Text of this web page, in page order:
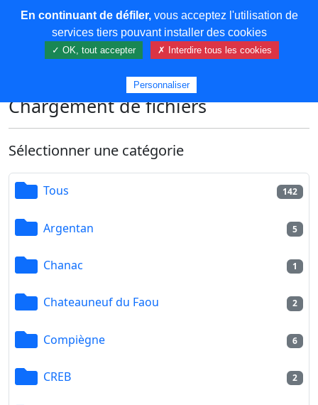
COREMA
Chargement de fichiers
Sélectionner une catégorie
Tous 142
Argentan 5
Chanac 1
Chateauneuf du Faou 2
Compiègne 6
CREB 2
En continuant de défiler,vous acceptez l'utilisation de
services tiers pouvant installer des cookies
✓ OK, tout accepter ✗ Interdire tous les cookies
Personnaliser